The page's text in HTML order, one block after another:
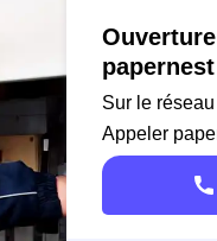
papernest
Sur le
Appeler